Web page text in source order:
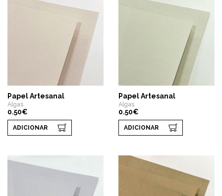
Papel Artesanal
Algas
0.50€
ADICIONAR
Papel Artesanal
Algas
0.50€
ADICIONAR